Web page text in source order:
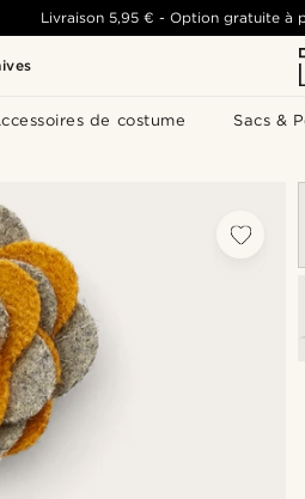
de costume Sacs &
Livraison 5,95 € -Option gratuite à